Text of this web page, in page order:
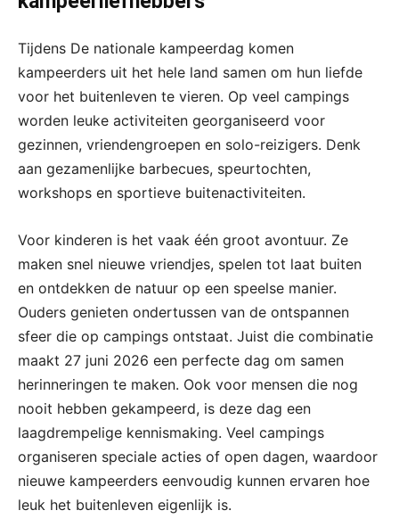
Tijdens De nationale kampeerdag komen
kampeerders uit het hele land samen om hun liefde
voor het buitenleven te vieren. Op veel campings
worden leuke activiteiten georganiseerd voor
gezinnen, vriendengroepen en solo-reizigers. Denk
aan gezamenlijke barbecues, speurtochten,
workshops en sportieve buitenactiviteiten.
Voor kinderen is het vaak één groot avontuur. Ze
maken snel nieuwe vriendjes, spelen tot laat buiten
en ontdekken de natuur op een speelse manier.
Ouders genieten ondertussen van de ontspannen
sfeer die op campings ontstaat. Juist die combinatie
maakt 27 juni 2026 een perfecte dag om samen
herinneringen te maken. Ook voor mensen die nog
nooit hebben gekampeerd, is deze dag een
laagdrempelige kennismaking. Veel campings
organiseren speciale acties of open dagen, waardoor
nieuwe kampeerders eenvoudig kunnen ervaren hoe
leuk het buitenleven eigenlijk is.